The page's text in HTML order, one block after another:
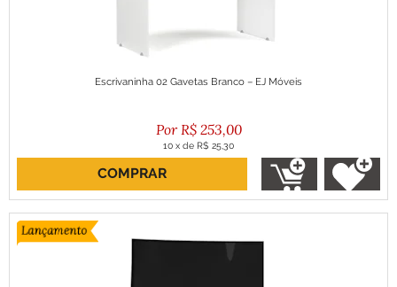
Escrivaninha 02 Gavetas Branco – EJ Móveis
R$ 253,00
10 x de R$ 25,30
ou R$ 227,70 no boleto
COMPRAR